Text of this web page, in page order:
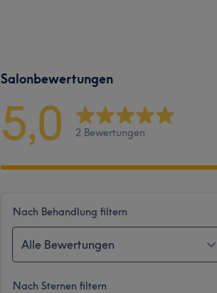
Salonbewertungen
5,0 2 Bewertungen
Nach Behandlung filtern
Alle Bewertungen
Nach Sternen filtern